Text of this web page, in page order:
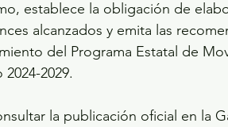
establece la obligación de
alcanzados y emita las
del Programa Estatal de
2029.
la publicación oficial en la